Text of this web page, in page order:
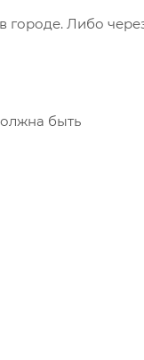
городе. Либо
быть